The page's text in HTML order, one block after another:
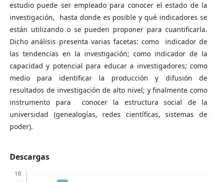
estudio puede ser empleado para conocer el estado de la
investigación, hasta donde es posible y qué indicadores se
están utilizando o se pueden proponer para cuantificarla.
Dicho análisis presenta varias facetas: como indicador de
las tendencias en la investigación; como indicador de la
capacidad y potencial para educar a investigadores; como
medio para identificar la producción y difusión de
resultados de investigación de alto nivel; y finalmente como
instrumento para conocer la estructura social de la
universidad (genealogías, redes científicas, sistemas de
poder).
Descargas